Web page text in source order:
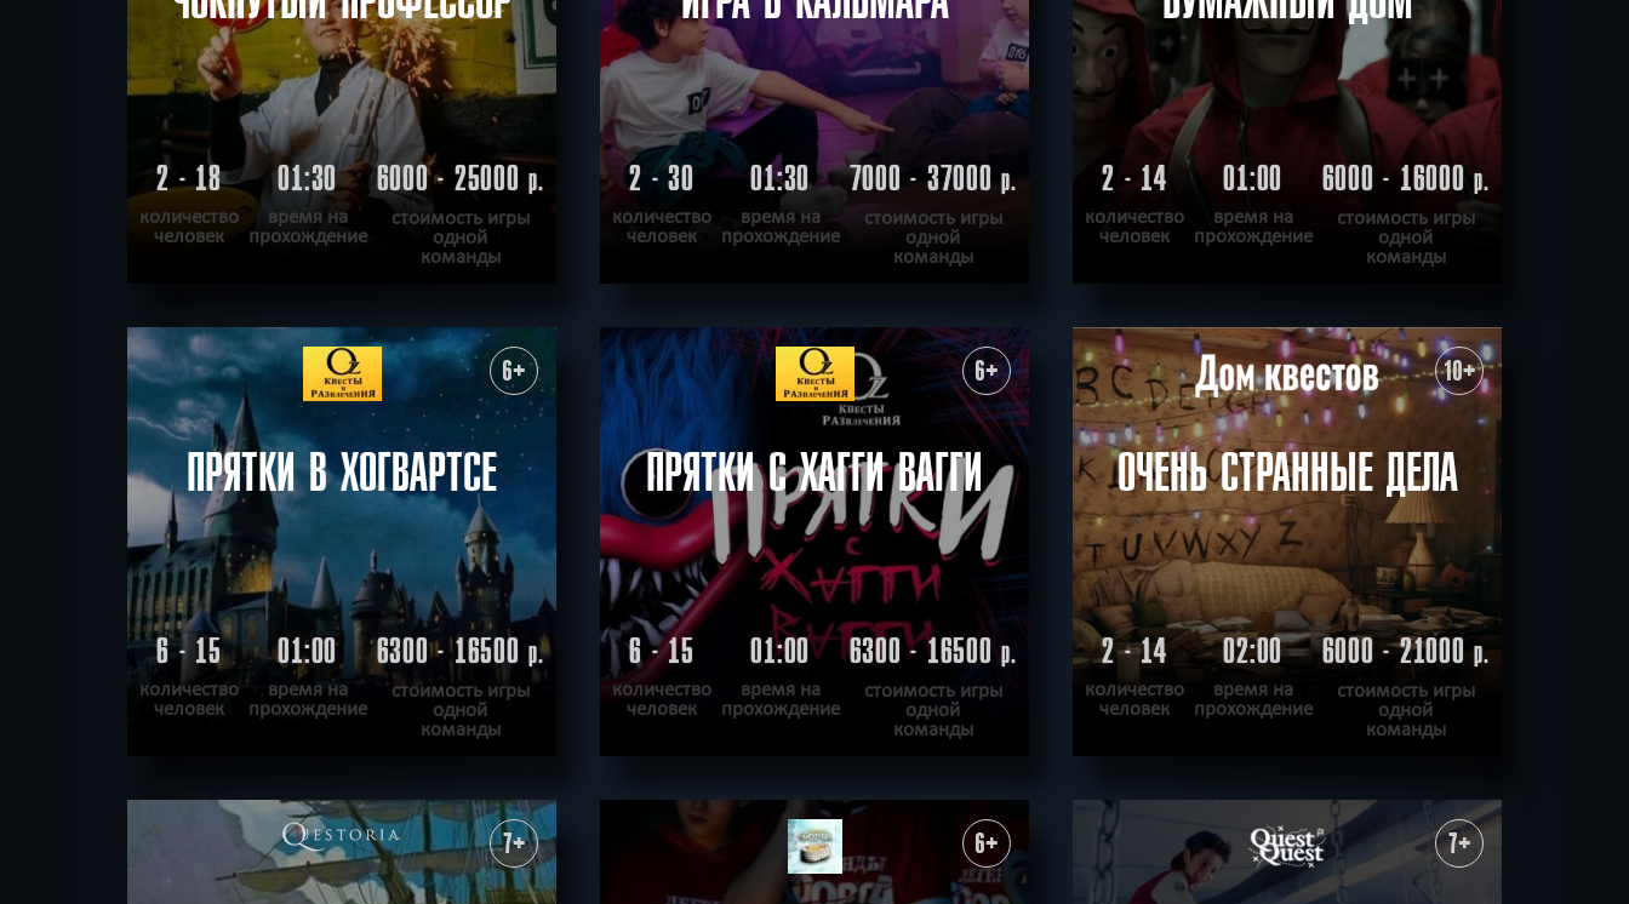
2 - 18
количество
человек
01:30
время на
прохождение
6000 - 25000р.
стоимость игры
одной
команды
ХОЧУ ПРОЙТИ | КВЕСТ ПРОЙДЕН
2 - 30
количество
человек
01:30
время на
прохождение
7000 - 37000р.
стоимость игры
одной
команды
ХОЧУ ПРОЙТИ | КВЕСТ ПРОЙДЕН
2 - 14
количество
человек
01:00
время на
прохождение
6000 - 16000р.
стоимость игры
одной
команды
ХОЧУ ПРОЙТИ | КВЕСТ ПРОЙДЕН
6+
ПРЯТКИ В ХОГВАРТСЕ
6 - 15
количество
человек
01:00
время на
прохождение
6300 - 16500р.
стоимость игры
одной
команды
ХОЧУ ПРОЙТИ | КВЕСТ ПРОЙДЕН
6+
ПРЯТКИ С ХАГГИ ВАГГИ
6 - 15
количество
человек
01:00
время на
прохождение
6300 - 16500р.
стоимость игры
одной
команды
ХОЧУ ПРОЙТИ | КВЕСТ ПРОЙДЕН
10+
ОЧЕНЬ СТРАННЫЕ ДЕЛА
2 - 14
количество
человек
02:00
время на
прохождение
6000 - 21000р.
стоимость игры
одной
команды
ХОЧУ ПРОЙТИ | КВЕСТ ПРОЙДЕН
7+ 6+ 7+